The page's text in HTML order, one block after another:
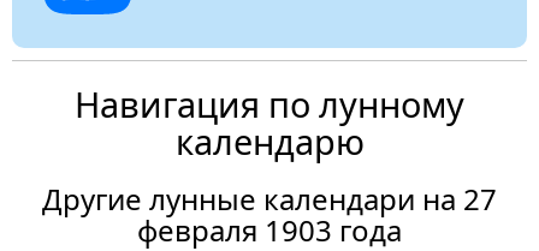
Навигация по лунному
календарю
Другие лунные календари на 27
февраля 1903 года